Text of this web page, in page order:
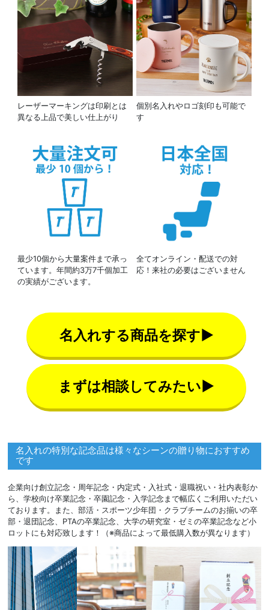
レーザーマーキングは印刷とは
異なる上品で美しい仕上がり
個別名入れやロゴ刻印も可能で
す
最少10個から大量案件まで承っ
ています。年間約3万7千個加工
の実績がございます。
全てオンライン・配送での対
応！来社の必要はございません
名入れする商品を探す▶
まずは相談してみたい▶
名入れの特別な記念品は様々なシーンの贈り物におすすめ
です
企業向け創立記念・周年記念・内定式・入社式・退職祝い・社内表彰か
ら、学校向け卒業記念・卒園記念・入学記念まで幅広くご利用いただい
ております。また、部活・スポーツ少年団・クラブチームのお揃いの卒
部・退団記念、PTAの卒業記念、大学の研究室・ゼミの卒業記念など小
ロットにも対応致します！（※商品によって最低購入数が異なります）